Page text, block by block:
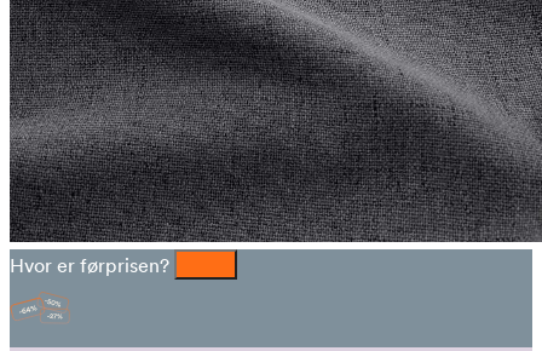
Hvor er førprisen?